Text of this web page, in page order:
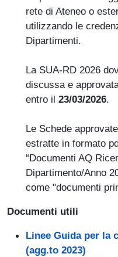
rete di Ateneo o
utilizzando le
Dipartimenti.
La SUA-RD 2026
discussa e
entro il 23/03/2026.
Le Schede
estratte in formato
“Documenti AQ
Dipartimento/Anno
come "documenti
Documenti utili
Linee Guida per la
(agg.to 2023)